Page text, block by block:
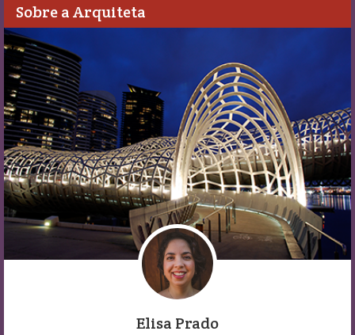
Sobre a Arquiteta
Elisa Prado